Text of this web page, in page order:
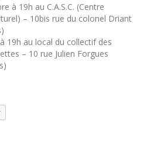
à 19h au C.A.S.C. (Centre
– 10bis rue du colonel Driant
19h au local du collectif des
– 10 rue Julien Forgues